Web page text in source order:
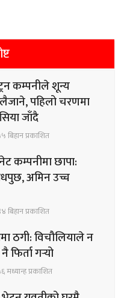
कम्पनीले शून्य
पहिलो चरणमा
जाँदै
प्रकाशित
कम्पनीमा छापा:
अमिन उच्च
प्रकाशित
ठगी: विचौलियाले न
गर्‍यो
प्रकाशित